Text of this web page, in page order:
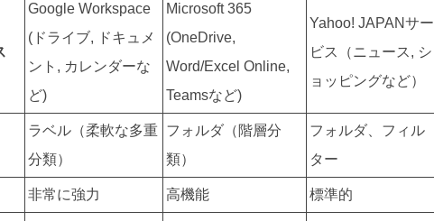
Google Workspace
(ドライブ, ドキュメ
ント, カレンダーな
ど)
Microsoft 365
(OneDrive,
Word/Excel Online,
Teamsなど)
Yahoo! JAPANサー
ビス（ニュース, シ
ョッピングなど）
ラベル（柔軟な多重
分類）
フォルダ（階層分
類）
フォルダ、フィル
ター
非常に強力 高機能 標準的